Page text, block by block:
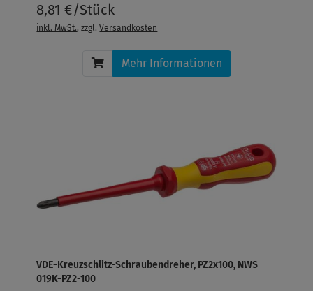
8,81 €/Stück
inkl. MwSt., zzgl.Versandkosten
Mehr Informationen
VDE-Kreuzschlitz-Schraubendreher, PZ2x100, NWS
019K-PZ2-100